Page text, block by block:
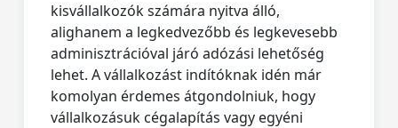
kisvállalkozók számára nyitva álló,
alighanem a legkedvezőbb és legkevesebb
adminisztrációval járó adózási lehetőség
lehet. A vállalkozást indítóknak idén már
komolyan érdemes átgondolniuk, hogy
vállalkozásuk cégalapítás vagy egyéni